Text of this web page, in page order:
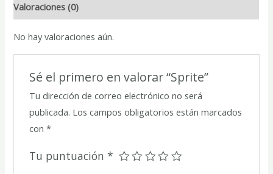
Valoraciones (0)
No hay valoraciones aún.
Sé el primero en valorar “Sprite”
Tu dirección de correo electrónico no será
publicada. Los campos obligatorios están marcados
con *
Tu puntuación *